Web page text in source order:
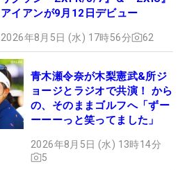
アイアンが9月12日デビュー
2026年8月5日 (水) 17時56分 62
青木瀬令奈が木梨憲武&所ジ
ョージとラジオで共演！ から
の、そのままゴルフへ「ずー
ーーーっと笑ってました」
2026年8月5日 (水) 13時14分
5